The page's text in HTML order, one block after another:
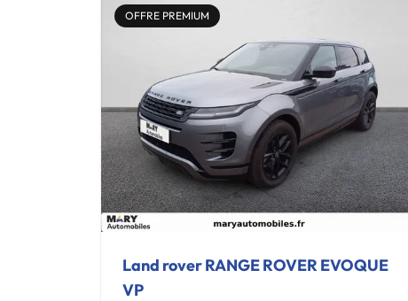
OFFRE PREMIUM
Land rover RANGE ROVER EVOQUE
VP